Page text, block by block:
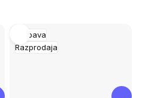
Prebava
Razprodaja